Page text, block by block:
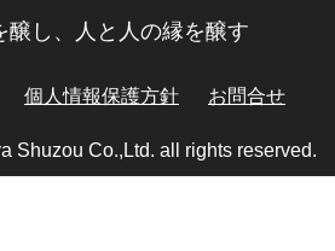
醸し、人と人の縁を醸す
個人情報保護方針 お問合せ
Shuzou Co.,Ltd. all rights reserved.